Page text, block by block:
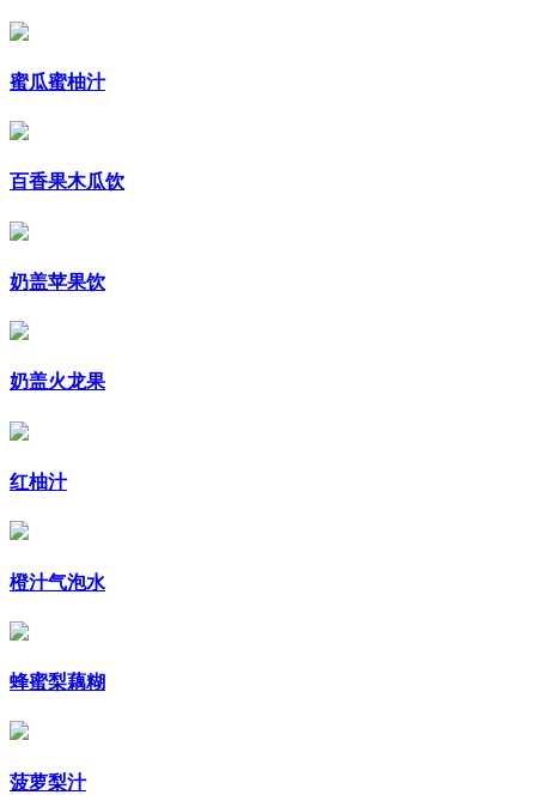
蜜瓜蜜柚汁
百香果木瓜饮
奶盖苹果饮
奶盖火龙果
红柚汁
橙汁气泡水
蜂蜜梨藕糊
菠萝梨汁